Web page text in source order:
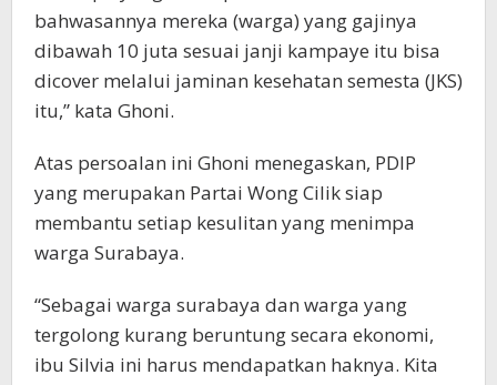
bahwasannya mereka (warga) yang gajinya
dibawah 10 juta sesuai janji kampaye itu bisa
dicover melalui jaminan kesehatan semesta (JKS)
itu,” kata Ghoni.
Atas persoalan ini Ghoni menegaskan, PDIP
yang merupakan Partai Wong Cilik siap
membantu setiap kesulitan yang menimpa
warga Surabaya.
“Sebagai warga surabaya dan warga yang
tergolong kurang beruntung secara ekonomi,
ibu Silvia ini harus mendapatkan haknya. Kita